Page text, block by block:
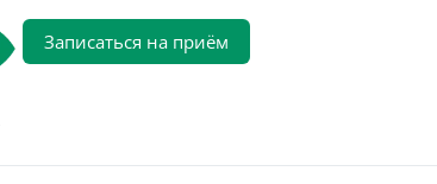
Записаться на приём